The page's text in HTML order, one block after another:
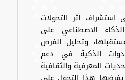
أثر التحولات
الاصطناعي على
وتحليل الفرص
الذكية في دعم
المعرفية والثقافية